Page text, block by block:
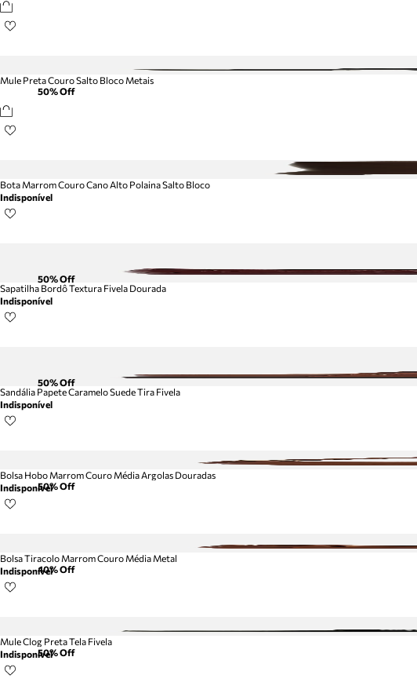
50% Off
Mule Preta Couro Salto Bloco Metais
Bota Marrom Couro Cano Alto Polaina Salto Bloco
Indisponível
50% Off
Sapatilha Bordô Textura Fivela Dourada
Indisponível
50% Off
Sandália Papete Caramelo Suede Tira Fivela
Indisponível
50% Off
Bolsa Hobo Marrom Couro Média Argolas Douradas
Indisponível
40% Off
Bolsa Tiracolo Marrom Couro Média Metal
Indisponível
50% Off
Mule Clog Preta Tela Fivela
Indisponível